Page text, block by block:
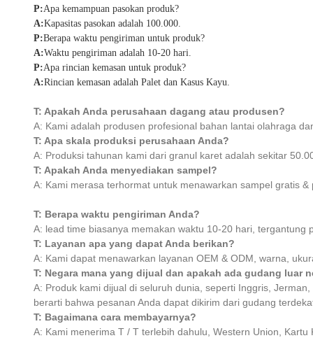
P:Apa kemampuan pasokan produk?
A:Kapasitas pasokan adalah 100.000.
P:Berapa waktu pengiriman untuk produk?
A:Waktu pengiriman adalah 10-20 hari.
P:Apa rincian kemasan untuk produk?
A:Rincian kemasan adalah Palet dan Kasus Kayu.
T: Apakah Anda perusahaan dagang atau produsen?
A: Kami adalah produsen profesional bahan lantai olahraga
T: Apa skala produksi perusahaan Anda?
A: Produksi tahunan kami dari granul karet adalah sekitar
T: Apakah Anda menyediakan sampel?
A: Kami merasa terhormat untuk menawarkan sampel gratis &
T: Berapa waktu pengiriman Anda?
A: lead time biasanya memakan waktu 10-20 hari, tergantung
T: Layanan apa yang dapat Anda berikan?
A: Kami dapat menawarkan layanan OEM & ODM, warna,
T: Negara mana yang dijual dan apakah ada gudang luar
A: Produk kami dijual di seluruh dunia, seperti Inggris,
berarti bahwa pesanan Anda dapat dikirim dari gudang
T: Bagaimana cara membayarnya?
A: Kami menerima T / T terlebih dahulu, Western Union,